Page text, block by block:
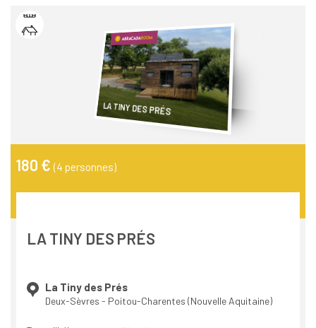
LA TINY DES PRÉS
180 € (4 personnes)
LA TINY DES PRÉS
La Tiny des Prés
Deux-Sèvres - Poitou-Charentes (Nouvelle Aquitaine)